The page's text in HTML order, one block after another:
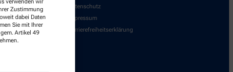
verwenden wir
Zustimmung
dabei Daten
Sie mit Ihrer
Artikel 49
Datenschutz
Impressum
Barrierefreiheitserklärung